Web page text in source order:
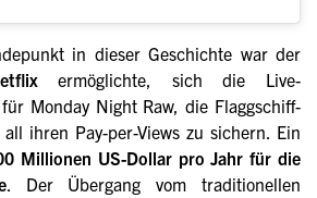
in dieser Geschichte war der
ermöglichte, sich die Live-
Monday Night Raw, die Flaggschiff-
ihren Pay-per-Views zu sichern. Ein
Millionen US-Dollar pro Jahr für die
. Der Übergang vom traditionellen